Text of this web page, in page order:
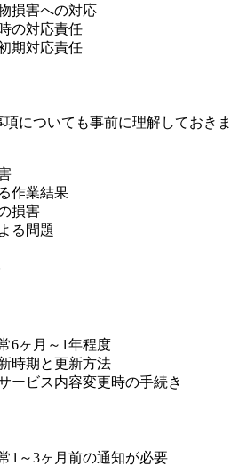
損害への対応
の対応責任
期対応責任
についても事前に理解しておきま
作業結果
損害
る問題
6ヶ月～1年程度
時期と更新方法
サービス内容変更時の手続き
1～3ヶ月前の通知が必要